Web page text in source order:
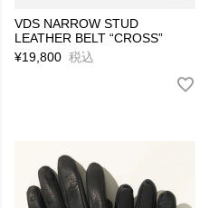
VDS NARROW STUD
LEATHER BELT “CROSS”
¥19,800 税込